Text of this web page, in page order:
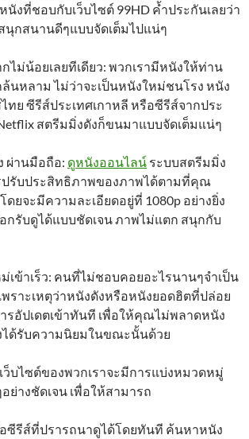
นังที่ชอบกับเว็บไซต์ 99HD ค้ำประกันเลยว่า
กสนานดีๆแบบจัดเต็มไปแน่ๆ
ไม่น้อยเลยทีเดียว: พวกเรามีหนังให้ท่าน
ล้นหลาม ไม่ว่าจะเป็นหนังใหม่ชนโรง หนัง
ทย ซีรีส์ประเทศเกาหลี หรือซีรีส์จากประ
สตรีมมิ่งดังก็ขนมาแบบจัดเต็มแน่ๆ
ผ่านมือถือ: ดูหนังออนไลน์ ระบบสตรีมมิ่ง
ปรับประสิทธิภาพของภาพได้ตามที่คุณ
ดยจะมีความละเอียดอยู่ที่ 1080p อย่างยิ่ง
กรับดูได้แบบชัดเจน ภาพไม่แตก สนุกกับ
ม่เข้าเร็ว: คนที่ไม่ชอบคอยอะไรนานๆจำเป็น
ราะเหตุว่าหนังดังหรือหนังยอดฮิตที่ปล่อย
รอัปเดตเข้าทันที เพื่อให้คุณไม่พลาดหนัง
ด้รับความนิยมในขณะนั้นด้วย
ว็บไซต์ของพวกเราจะมีการแบ่งหมวดหมู่
ย่างชัดเจน เพื่อให้สามารถ
ซีรีส์ที่ปรารถนาดูได้โดยทันที ค้นหาหนัง